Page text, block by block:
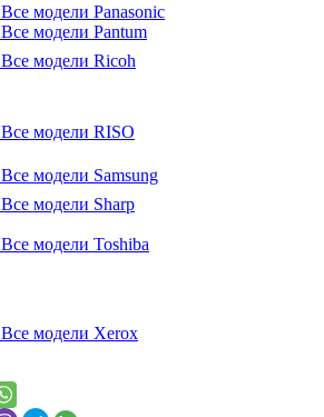
Все модели Panasonic
Все модели Pantum
Все модели Ricoh
Все модели RISO
Все модели Samsung
Все модели Sharp
Все модели Toshiba
Все модели Xerox